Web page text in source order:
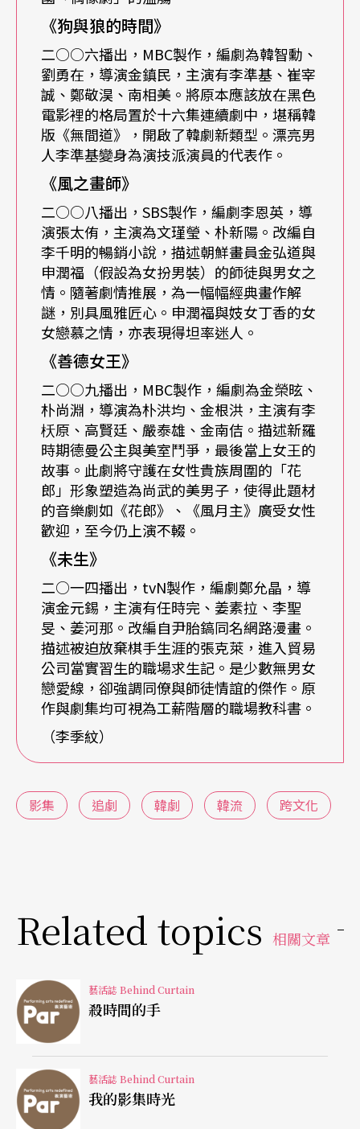
程，但華文區市場特別的地方在於，外國劇往往以
遊走於法律邊緣「字幕組」方式，於資源網站或導
視軟體進行跨國傳播。韓日美劇的受眾在此傳播方
式下，或有部分重疊的現象，針對此方式進行的受
眾交叉分析，目前尚未看到較為可信的研究成果。
值得注意的是，散兵遊勇式的資源傳播，已漸漸收
編在幾個大型的點播平台之下。自二○一四年起，
可發現中資介入了韓劇的製作。比如《危情三日》
與土豆網合作，以獨家零時差的方式，同步播出配
以中文字幕的劇集。韓劇片尾可以見到贊助的中國
品牌，劇中也出現顯眼的置入性行銷。中資也實際
投入了《Kill Me Heal Me》（2015）的製作。另
外，中國廣電總局宣布，自二○一五年四月起，未
經登記的境外影視劇均不得於網路播放，勢必影響
產業與市場。韓劇機動的「一播一拍」模式也受政
策衝擊，比如即將開拍的《師任堂》、《太陽的後
裔》、韓版《步步驚心》，都不再採取「一播一
拍」的模式，直接以成片接軌中國市場。
改編漫畫與吸血鬼題材正紅
回顧二○一五上半年的韓劇，最明顯的趨勢就是改
編劇大行其道。首先由二○一四年底改編自漫畫的
《未生》開出紅盤，《未生》的漫畫已經是熱賣兩
百萬本的暢銷作品，保證了一定的故事水準與觀眾
群。TvN在保證不更動原作的條件下，作者首肯改
編為劇集，以付費的有線電視台自製節目來說，首
少女》、《浩九的愛情》、《海德基爾哲與我》、
題材就是「人格分裂」，同時期播出的《Kill Me He
al Me》與《海德基爾哲與我》題材幾乎重疊，
思。但收視率與評價還是由編劇與演技均強的《Kil
l》獲勝，可見暢銷漫畫也未必是萬靈丹。另一個不
斷重複的題材是「吸血鬼」，其實二○一一年已有
《吸血鬼檢察官》為前車，二○一五年初的《Bloo
d》則結合了醫療劇題材，正熱播的《夜行書生》則
《狗與狼的時間》
二○○六播出，MBC製作，編劇為韓智勳、
劉勇在，導演金鎮民，主演有李準基、崔宰
誠、鄭敬淏、南相美。將原本應該放在黑色
電影裡的格局置於十六集連續劇中，堪稱韓
版《無間道》，開啟了韓劇新類型。漂亮男
人李準基變身為演技派演員的代表作。
《風之畫師》
二○○八播出，SBS製作，編劇李恩英，導
演張太侑，主演為文瑾瑩、朴新陽。改編自
李千明的暢銷小說，描述朝鮮畫員金弘道與
申潤福（假設為女扮男裝）的師徒與男女之
情。隨著劇情推展，為一幅幅經典畫作解
謎，別具風雅匠心。申潤福與妓女丁香的女
女戀慕之情，亦表現得坦率迷人。
《善德女王》
二○○九播出，MBC製作，編劇為金榮昡、
朴尚淵，導演為朴洪均、金根洪，主演有李
枖原、高賢廷、嚴泰雄、金南佶。描述新羅
時期德曼公主與美室鬥爭，最後當上女王的
故事。此劇將守護在女性貴族周圍的「花
郎」形象塑造為尚武的美男子，使得此題材
的音樂劇如《花郎》、《風月主》廣受女性
歡迎，至今仍上演不輟。
《未生》
二○一四播出，tvN製作，編劇鄭允晶，導
演金元錫，主演有任時完、姜素拉、李聖
旻、姜河那。改編自尹胎鎬同名網路漫畫。
描述被迫放棄棋手生涯的張克萊，進入貿易
公司當實習生的職場求生記。是少數無男女
戀愛線，卻強調同僚與師徒情誼的傑作。原
作與劇集均可視為工薪階層的職場教科書。
（李季紋）
影集 追劇 韓劇 韓流 跨文化
Related topics 相關文章
藝活誌 Behind Curtain
殺時間的手
藝活誌 Behind Curtain
我的影集時光